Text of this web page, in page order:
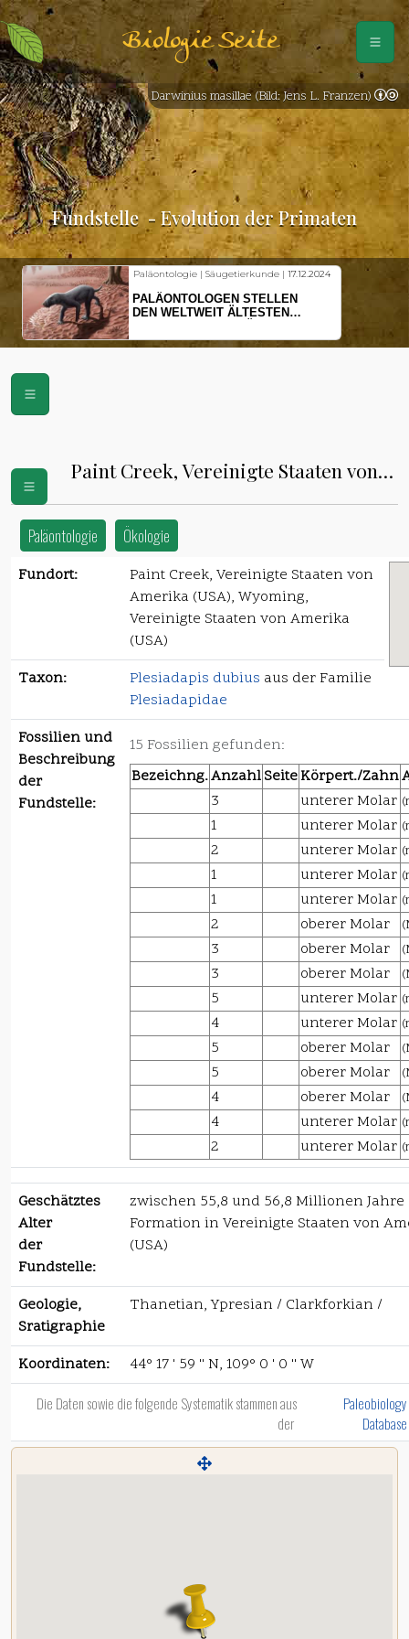
Biologie Seite
Fundstelle - Evolution der Primaten
Paläontologie | Säugetierkunde | 17.12.2024
PALÄONTOLOGEN STELLEN
DEN WELTWEIT ÄLTESTEN
VOR
Darwinius masillae (Bild: Jens L. Franzen)
Paint Creek, Vereinigte Staaten von
Paläontologie Ökologie
Fundort:
Paint Creek, Vereinigte Staaten von
Amerika (USA), Wyoming,
Vereinigte Staaten von Amerika
(USA)
Taxon:
Plesiadapis dubius aus der Familie
Plesiadapidae
Fossilien und
Beschreibung
der
Fundstelle:
15 Fossilien gefunden:
Bezeichng.AnzahlSeiteKörpert./Zahn
3
unterer Molar
1 unterer Molar
2 unterer Molar
1 unterer Molar
1 unterer Molar
2 oberer Molar
3 oberer Molar
3 oberer Molar
5 unterer Molar
4 unterer Molar
5 oberer Molar
5 oberer Molar
4 oberer Molar
4 unterer Molar
2 unterer Molar
Geschätztes
Alter
der
Fundstelle:
zwischen 55,8 und 56,8 Millionen Jahre
Formation in Vereinigte Staaten von
(USA)
Geologie,
Sratigraphie
Thanetian, Ypresian / Clarkforkian /
Koordinaten:
44° 17 ' 59 '' N, 109° 0 ' 0 '' W
Die Daten sowie die folgende Systematik stammen aus
der
Paleobiology
Database